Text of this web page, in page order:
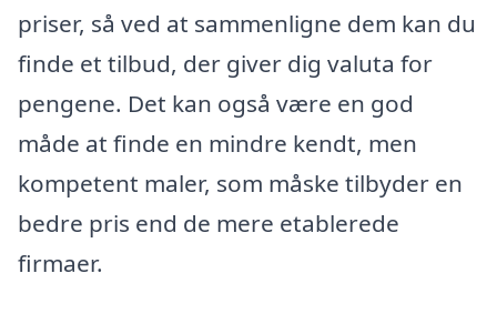
priser, så ved at sammenligne dem kan du
finde et tilbud, der giver dig valuta for
pengene. Det kan også være en god
måde at finde en mindre kendt, men
kompetent maler, som måske tilbyder en
bedre pris end de mere etablerede
firmaer.